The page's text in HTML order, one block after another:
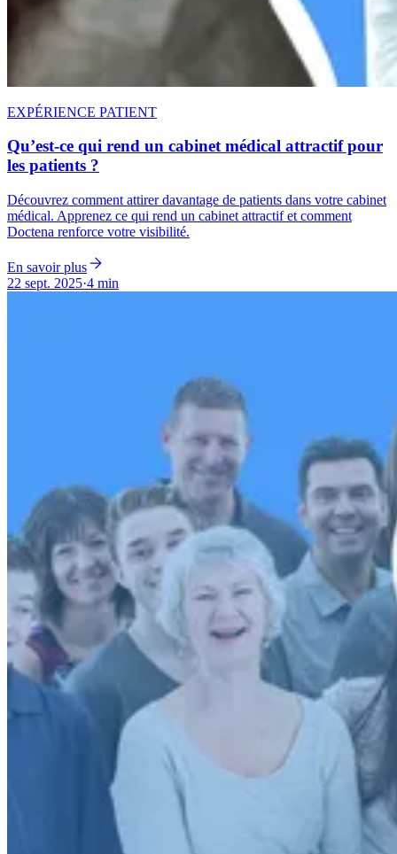
EXPÉRIENCE PATIENT
Qu’est-ce qui rend un cabinet médical attractif pour
les patients ?
Découvrez comment attirer davantage de patients dans votre cabinet
médical. Apprenez ce qui rend un cabinet attractif et comment
Doctena renforce votre visibilité.
En savoir plus
22 sept. 2025·4 min